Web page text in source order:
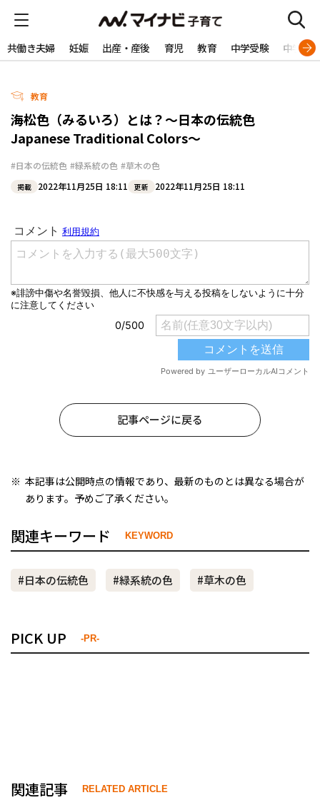
共働き夫婦 妊娠 出産・産後 育児 教育 中学受験 中学生
教育
海松色（みるいろ）とは？～日本の伝統色
Japanese Traditional Colors～
#日本の伝統色 #緑系統の色 #草木の色
掲載 2022年11月25日 18:11 更新 2022年11月25日 18:11
記事ページに戻る
本記事は公開時点の情報であり、最新のものとは異なる場合が
あります。予めご了承ください。
関連キーワード KEYWORD
#日本の伝統色 #緑系統の色 #草木の色
PICK UP -PR-
関連記事 RELATED ARTICLE